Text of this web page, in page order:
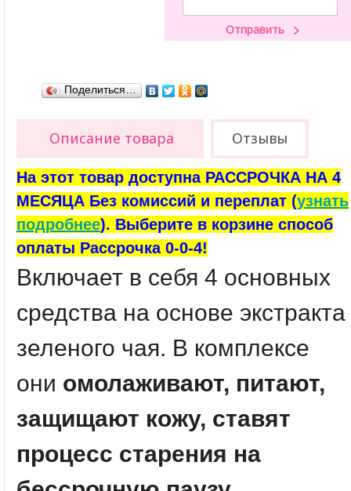
Поделиться…
Описание товара Отзывы
На этот товар доступна РАССРОЧКА НА 4
МЕСЯЦА Без комиссий и переплат (узнать
подробнее). Выберите в корзине способ
оплаты Рассрочка 0-0-4!
Включает в себя 4 основных
средства на основе экстракта
зеленого чая. В комплексе
они омолаживают, питают,
защищают кожу, ставят
процесс старения на